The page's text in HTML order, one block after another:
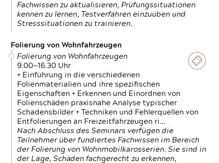
Fachwissen zu aktualisieren, Prüfungssituationen
kennen zu lernen, Testverfahren einzuüben und
Stresssituationen zu trainieren.
Folierung von Wohnfahrzeugen
Folierung von Wohnfahrzeugen
9.00—16.30 Uhr
+ Einführung in die verschiedenen
Folienmaterialien und ihre spezifischen
Eigenschaften + Erkennen und Einordnen von
Folienschäden praxisnahe Analyse typischer
Schadensbilder + Techniken und Fehlerquellen von
Entfolierungen an Freizeitfahrzeugen ri…
Nach Abschluss des Seminars verfügen die
Teilnehmer über fundiertes Fachwissen im Bereich
der Folierung von Wohnmobilkarosserien. Sie sind in
der Lage, Schäden fachgerecht zu erkennen,